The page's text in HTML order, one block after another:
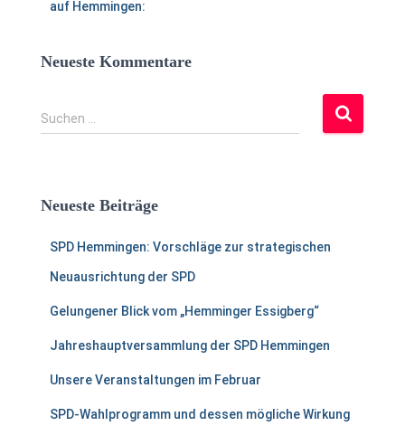
auf Hemmingen:
Neueste Kommentare
S
u
n
Suchen …
Neueste Beiträge
SPD Hemmingen: Vorschläge zur strategischen
Neuausrichtung der SPD
Gelungener Blick vom „Hemminger Essigberg“
Jahreshauptversammlung der SPD Hemmingen
Unsere Veranstaltungen im Februar
SPD-Wahlprogramm und dessen mögliche Wirkung